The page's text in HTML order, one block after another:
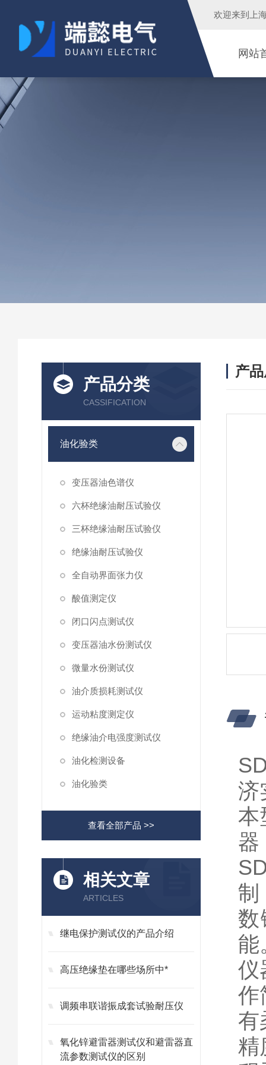
欢迎来到 上
网站
产品分类
CASSIFICATION
油化验类
变压器油色谱仪
六杯绝缘油耐压试验仪
三杯绝缘油耐压试验仪
绝缘油耐压试验仪
全自动界面张力仪
酸值测定仪
闭口闪点测试仪
变压器油水份测试仪
微量水份测试仪
油介质损耗测试仪
运动粘度测定仪
绝缘油介电强度测试仪
油化检测设备
油化验类
查看全部产品 >>
相关文章
ARTICLES
继电保护测试仪的产品介绍
高压绝缘垫在哪些场所中*
调频串联谐振成套试验耐压仪
氧化锌避雷器测试仪和避雷器直
流参数测试仪的区别
产
济
本
器
制
数
能
仪
作
有
精